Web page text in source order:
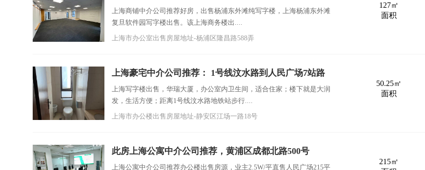
上海商铺中介公司推荐好房，出售杨浦东外滩纯写字楼，上海杨浦东外滩
复旦软件园写字楼出售。该上海商务楼出....
上海市办公室出售房屋地址-杨浦区隆昌路588弄
127㎡
面积
上海豪宅中介公司推荐： 1号线汶水路到人民广场7站路
上海写字楼出售，华瑞大厦，办公室内卫生间，适合住家；楼下就是大润
发，生活方便；距离1号线汶水路地铁站步行....
上海市办公楼出售房屋地址-静安区江场一路18号
50.25㎡
面积
此房上海公寓中介公司推荐，黄浦区成都北路500号
上海公寓中介公司推荐办公楼出售房源，业主2.5W/平直售人民广场215平
215㎡